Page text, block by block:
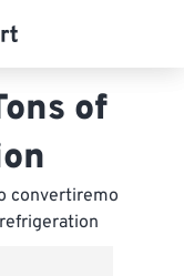
of
convertiremo